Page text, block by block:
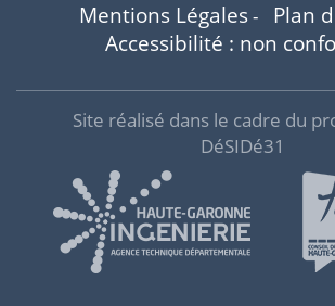
Mentions Légales- Plan
Accessibilité : non
Site réalisé dans le cadre du
DéSIDé31